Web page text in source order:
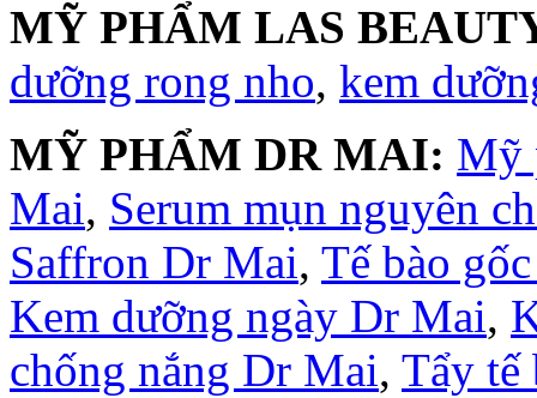
MỸ PHẨM LAS
dưỡng rong nho, kem
MỸ PHẨM DR MAI: Mỹ
Mai, Serum mụn nguyên
Saffron Dr Mai, Tế bào
Kem dưỡng ngày Dr Mai,
chống nắng Dr Mai, Tẩy tế